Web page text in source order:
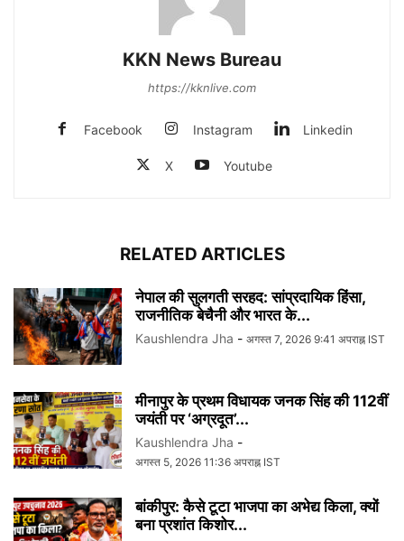
KKN News Bureau
https://kknlive.com
Facebook Instagram Linkedin
X Youtube
RELATED ARTICLES
नेपाल की सुलगती सरहद: सांप्रदायिक हिंसा,
राजनीतिक बेचैनी और भारत के...
Kaushlendra Jha - अगस्त 7, 2026 9:41 अपराह्न IST
मीनापुर के प्रथम विधायक जनक सिंह की 112वीं
जयंती पर ‘अग्रदूत’...
Kaushlendra Jha -
अगस्त 5, 2026 11:36 अपराह्न IST
बांकीपुर: कैसे टूटा भाजपा का अभेद्य किला, क्यों
बना प्रशांत किशोर...